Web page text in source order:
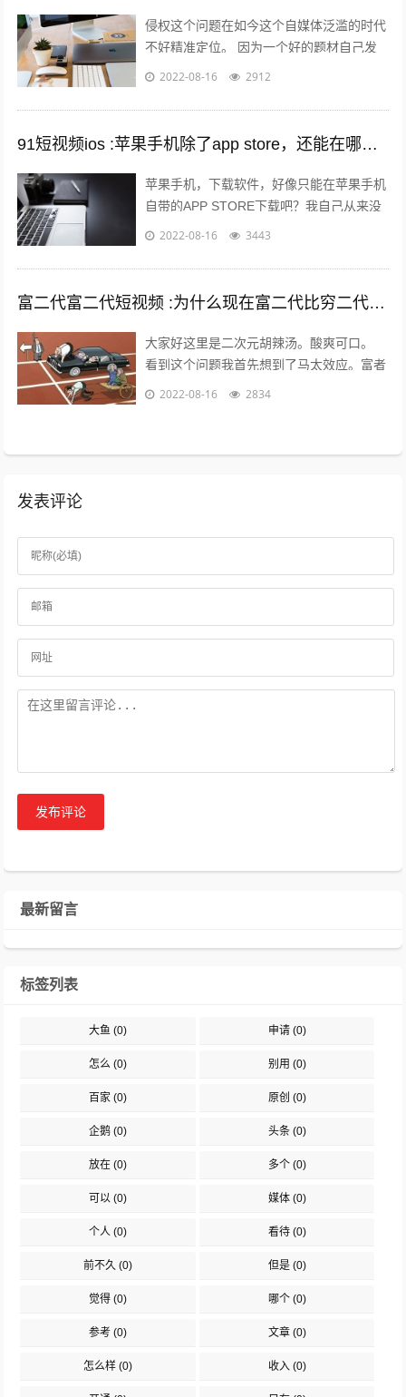
侵权这个问题在如今这个自媒体泛滥的时代
不好精准定位。 因为一个好的题材自己发
布出去可能只需要短短的几分钟时间就能够
2022-08-16 2912
91短视频ios :苹果手机除了app store，还能在哪里下载软件？包括一些破解软件？
苹果手机，下载软件，好像只能在苹果手机
自带的APP STORE下载吧？我自己从来没
有尝试过在其他地方下载，在越狱最火热的
2022-08-16 3443
富二代富二代短视频 :为什么现在富二代比穷二代努力？
大家好这里是二次元胡辣汤。酸爽可口。
看到这个问题我首先想到了马太效应。富者
更富，穷者更穷。这也是一个不争的事实。
2022-08-16 2834
发表评论
发布评论
最新留言
标签列表
大鱼 (0) 申请(0)
怎么 (0) 别用 (0)
百家 (0) 原创 (0)
企鹅 (0) 头条(0)
放在 (0) 多个(0)
可以 (0) 媒体(0)
个人 (0) 看待(0)
前不久 (0) 但是(0)
觉得 (0) 哪个(0)
参考 (0) 文章(0)
怎么样 (0) 收入(0)